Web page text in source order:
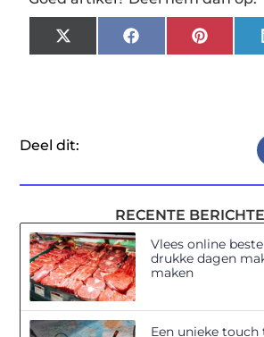
X
(Twitter)
Facebook
Deel dit:
RECENTE
Vlees online
drukke dagen
maken
Een unieke touch